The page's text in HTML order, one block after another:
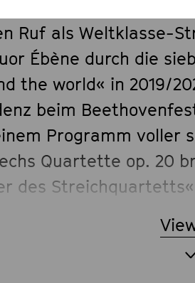
Ruf als Weltklasse-
Ébène durch die
the world« in 2019/
beim
Programm voller
Quartette op. 20
des
»Kreutzersonate«,
Violinsonate